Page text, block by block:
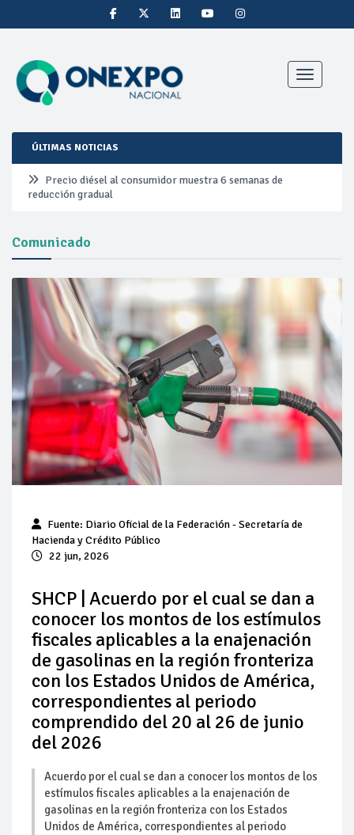
Toggle
ÚLTIMAS NOTICIAS
Precio diésel al consumidor muestra 6 semanas de
reducción gradual
Pemex ante la refinación clandestina
Petrobras duplica ganancias en segundo trimestre por
precios del petróleo y producción récord
Cautela en el mercado por conversaciones Irán-Omán
mantienen precios al alza
Pierde Pemex 71 millones de pesos al día por
"procesadoras" ilegales
Pacto dispara 83% ventas diésel Pemex
Incertidumbre regulatoria pone a prueba las inversiones de
las Estaciones de Servicio familiares
espera estabilización del mercado
Baja 5% más el precio internacional del crudo por posible
Petróleo continúa su descenso en el mercado internacional
Comunicado
Fuente: Diario Oficial de la Federación- Secretaría de
Hacienda y Crédito Público
22 jun, 2026
SHCP | Acuerdo por el cual se dan a
conocer los montos de los estímulos
fiscales aplicables a la enajenación
de gasolinas en la región fronteriza
con los Estados Unidos de América,
correspondientes al periodo
comprendido del 20 al 26 de junio
del 2026
Acuerdo por el cual se dan a conocer los montos de los
estímulos fiscales aplicables a la enajenación de
gasolinas en la región fronteriza con los Estados
Unidos de América, correspondientes al periodo